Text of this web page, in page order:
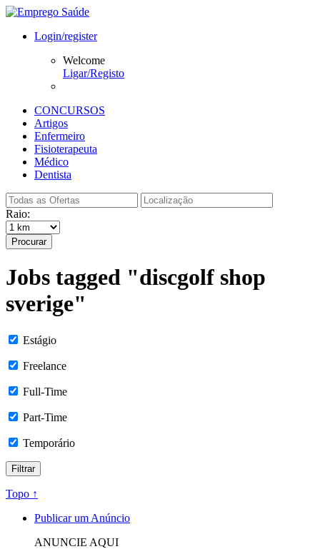
Login/register
Welcome
Ligar/Registo
CONCURSOS
Artigos
Enfermeiro
Fisioterapeuta
Médico
Dentista
Raio:
Procurar
Jobs tagged "discgolf shop
sverige"
Estágio
Freelance
Full-Time
Part-Time
Temporário
Topo ↑
Publicar um Anúncio
ANUNCIE AQUI